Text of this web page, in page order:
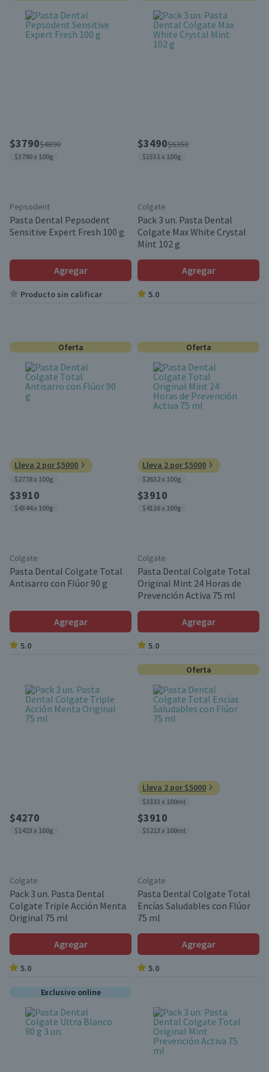
$3790$4890
$3790 x 100g
Pepsodent
Pasta Dental Pepsodent
Sensitive Expert Fresh 100 g
Agregar
Producto sin calificar
$3490$6350
$1551 x 100g
Colgate
Pack 3 un. Pasta Dental
Colgate Max White Crystal
Mint 102 g
Agregar
5.0
Oferta
Lleva 2 por $5000
$2778 x 100g
$3910
$4344 x 100g
Colgate
Pasta Dental Colgate Total
Antisarro con Flúor 90 g
Agregar
5.0
Oferta
Lleva 2 por $5000
$2632 x 100g
$3910
$4116 x 100g
Colgate
Pasta Dental Colgate Total
Original Mint 24 Horas de
Prevención Activa 75 ml
Agregar
5.0
$4270
$1423 x 100g
Colgate
Pack 3 un. Pasta Dental
Colgate Triple Acción Menta
Original 75 ml
Agregar
5.0
Oferta
Lleva 2 por $5000
$3333 x 100ml
$3910
$5213 x 100ml
Colgate
Pasta Dental Colgate Total
Encías Saludables con Flúor
75 ml
Agregar
5.0
Exclusivo online